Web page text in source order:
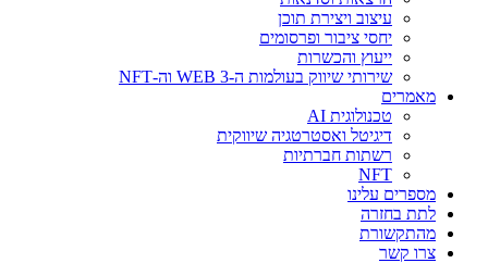
עיצוב ויצירת תוכן
יחסי ציבור ופרסומים
ייעוץ והכשרות
שירותי שיווק בעולמות ה-WEB 3 וה-NFT
מאמרים
טכנולוגית AI
דיגיטל ואסטרטגיה שיווקית
רשתות חברתיות
NFT
מספרים עלינו
לתת בחזרה
מהתקשורת
צרו קשר